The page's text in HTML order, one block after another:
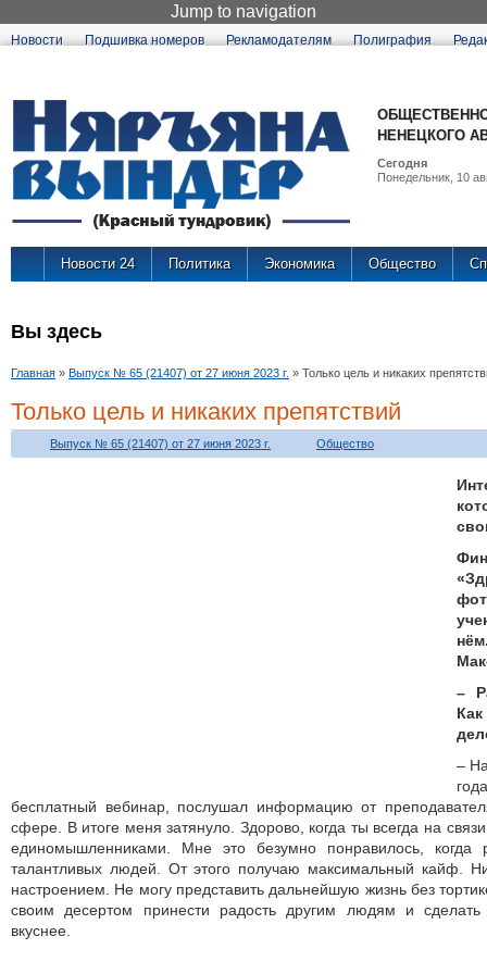
Jump to navigation
Новости Подшивка номеров Рекламодателям Полиграфия
НЕНЕЦКОГО
Сегодня
Понедельник, 10
Новости 24 Политика Экономика Общество
Вы здесь
Главная » Выпуск № 65 (21407) от 27 июня 2023 г. » Только цель и никаких
Только цель и никаких препятствий
Выпуск № 65 (21407) от 27 июня 2023 г. Общество
–
–
бесплатный вебинар, послушал информацию от
сфере. В итоге меня затянуло. Здорово, когда ты всегда на
единомышленниками. Мне это безумно понравилось, когда
талантливых людей. От этого получаю максимальный кайф.
настроением. Не могу представить дальнейшую жизнь без
своим десертом принести радость другим людям и сделать
вкуснее.